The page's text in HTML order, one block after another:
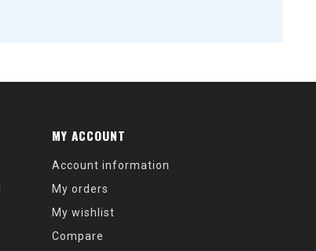
MY ACCOUNT
Account information
My orders
My wishlist
Compare